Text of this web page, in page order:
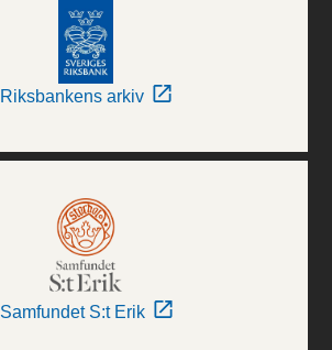
Riksbankens arkiv
Samfundet S:t Erik